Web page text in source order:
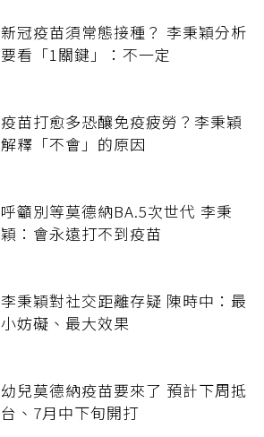
新冠疫苗須常態接種？ 李秉穎分析
要看「1關鍵」：不一定
疫苗打愈多恐釀免疫疲勞？李秉穎
解釋「不會」的原因
呼籲別等莫德納BA.5次世代 李秉
穎：會永遠打不到疫苗
李秉穎對社交距離存疑 陳時中：最
小妨礙、最大效果
幼兒莫德納疫苗要來了 預計下周抵
台、7月中下旬開打